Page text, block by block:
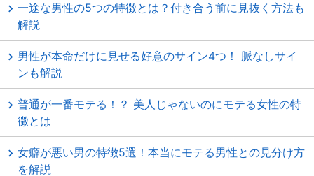
一途な男性の5つの特徴とは？付き合う前に見抜く方法も
解説
男性が本命だけに見せる好意のサイン4つ！ 脈なしサイ
ンも解説
普通が一番モテる！？ 美人じゃないのにモテる女性の特
徴とは
女癖が悪い男の特徴5選！本当にモテる男性との見分け方
を解説